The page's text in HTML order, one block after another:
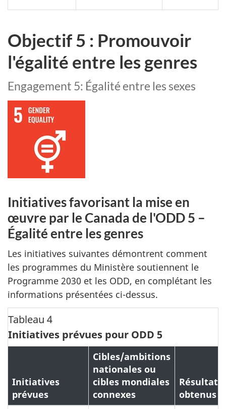
Objectif 5 : Promouvoir
l'égalité entre les genres
Engagement 5: Égalité entre les sexes
Initiatives favorisant la mise en
œuvre par le Canada de l'ODD 5 –
Égalité entre les genres
Les initiatives suivantes démontrent comment
les programmes du Ministère soutiennent le
Programme 2030 et les ODD, en complétant les
informations présentées ci-dessus.
Tableau 4
Initiatives prévues pour ODD 5
Initiatives
prévues
Cibles/ambitions
nationales ou
cibles mondiales
connexes
Résultats
obtenus